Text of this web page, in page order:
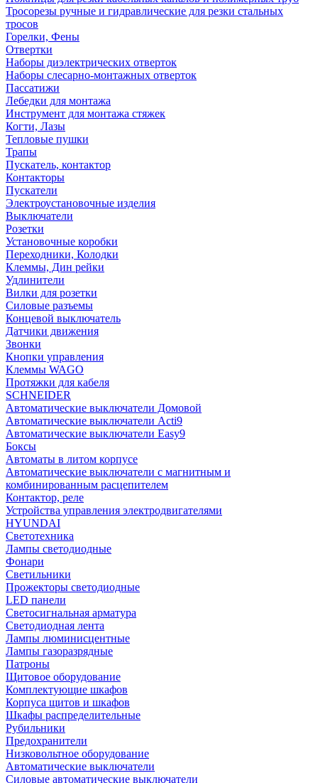
Тросорезы ручные и гидравлические для резки стальных
тросов
Горелки, Фены
Отвертки
Наборы диэлектрических отверток
Наборы слесарно-монтажных отверток
Пассатижи
Лебедки для монтажа
Инструмент для монтажа стяжек
Когти, Лазы
Тепловые пушки
Трапы
Пускатель, контактор
Контакторы
Пускатели
Электроустановочные изделия
Выключатели
Розетки
Установочные коробки
Переходники, Колодки
Клеммы, Дин рейки
Удлинители
Вилки для розетки
Силовые разъемы
Концевой выключатель
Датчики движения
Звонки
Кнопки управления
Клеммы WAGO
Протяжки для кабеля
SCHNEIDER
Автоматические выключатели Домовой
Автоматические выключатели Acti9
Автоматические выключатели Easy9
Боксы
Автоматы в литом корпусе
Автоматические выключатели с магнитным и
комбинированным расцепителем
Контактор, реле
Устройства управления электродвигателями
HYUNDAI
Светотехника
Лампы светодиодные
Фонари
Светильники
Прожекторы светодиодные
LED панели
Светосигнальная арматура
Светодиодная лента
Лампы люминисцентные
Лампы газоразрядные
Патроны
Щитовое оборудование
Комплектующие шкафов
Корпуса щитов и шкафов
Шкафы распределительные
Рубильники
Предохранители
Низковольтное оборудование
Автоматические выключатели
Силовые автоматические выключатели